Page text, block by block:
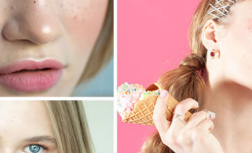
Bijuterii Retușând Servicii Date de Antrenament AI